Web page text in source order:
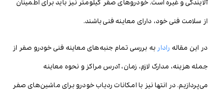
آلایندگی و غیره است. خودروهای صفر کیلومتر نیز باید برای اطمینان
از سلامت فنی خود، دارای معاینه فنی باشند.
در این مقاله رادار به بررسی تمام جنبه‌های معاینه فنی خودرو صفر از
جمله هزینه، مدارک لازم، زمان، آدرس مراکز و نحوه معاینه
می‌پردازیم. در انتها نیز با امکانات ردیاب خودرو برای ماشین‌های صفر